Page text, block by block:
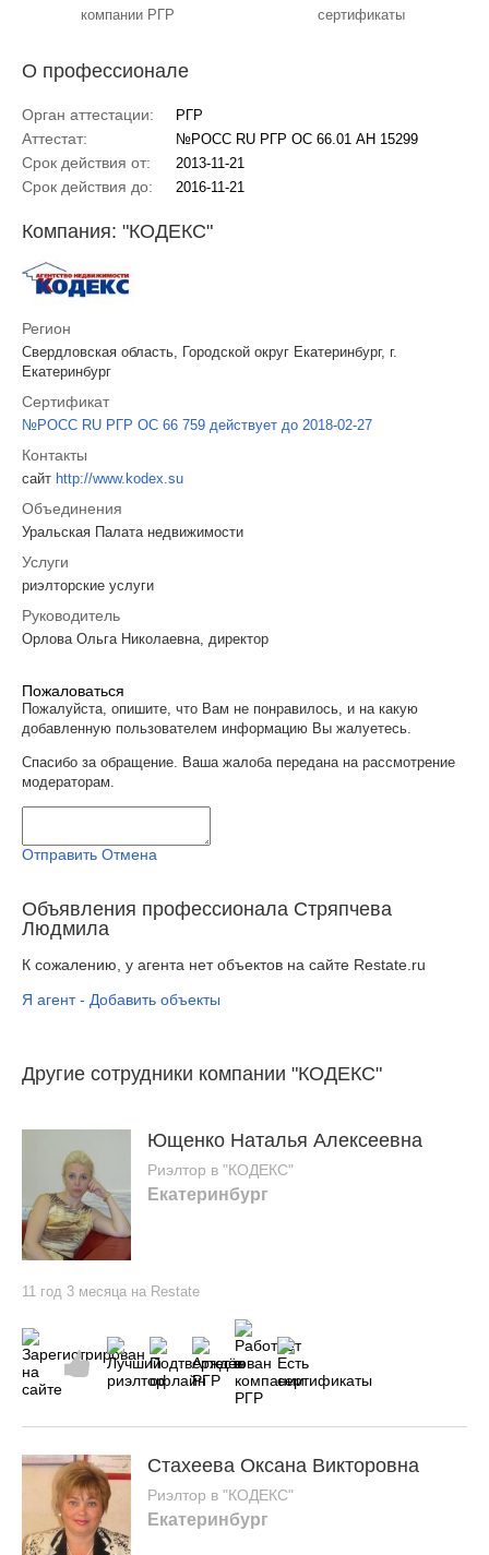
компании РГР
сертификаты
О профессионале
Орган аттестации: РГР
Аттестат: №РОСС RU РГР ОС 66.01 АН 15299
Срок действия от: 2013-11-21
Срок действия до: 2016-11-21
Компания: "КОДЕКС"
Регион
Свердловская область, Городской округ Екатеринбург, г.
Екатеринбург
Сертификат
№РОСС RU РГР ОС 66 759 действует до 2018-02-27
Контакты
сайт http://www.kodex.su
Объединения
Уральская Палата недвижимости
Услуги
риэлторские услуги
Руководитель
Орлова Ольга Николаевна, директор
Пожаловаться
Пожалуйста, опишите, что Вам не понравилось, и на какую
добавленную пользователем информацию Вы жалуетесь.
Спасибо за обращение. Ваша жалоба передана на рассмотрение
модераторам.
Отправить Отмена
Объявления профессионала Стряпчева
Людмила
К сожалению, у агента нет объектов на сайте Restate.ru
Я агент - Добавить объекты
Другие сотрудники компании "КОДЕКС"
Ющенко Наталья Алексеевна
Риэлтор в "КОДЕКС"
Екатеринбург
11 год 3 месяца на Restate
Стахеева Оксана Викторовна
Риэлтор в "КОДЕКС"
Екатеринбург